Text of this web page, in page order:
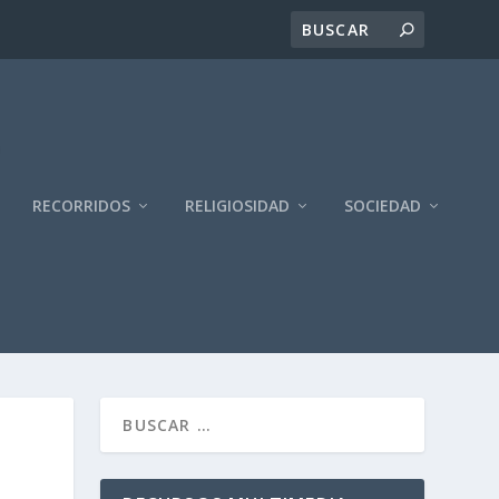
RECORRIDOS RELIGIOSIDAD SOCIEDAD